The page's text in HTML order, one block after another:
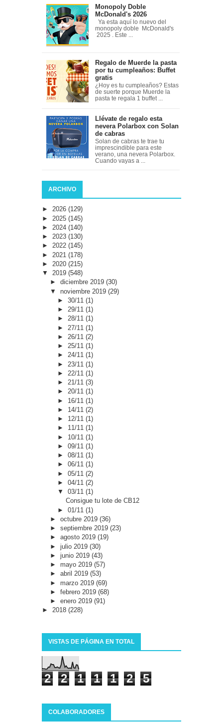
Monopoly Doble
McDonald's 2026
Ya esta aquí lo nuevo del
monopoly doble McDonald's
2025 . Este ...
Regalo de Muerde la pasta
por tu cumpleaños: Buffet
gratis
¿Hoy es tu cumpleaños? Estas
de suerte porque Muerde la
pasta te regala 1 buffet ...
Llévate de regalo esta
nevera Polarbox con Solan
de cabras
Solan de cabras te trae tu
imprescindible para este
verano, una nevera Polarbox.
Cuando vayas a ...
ARCHIVO
► 2026 (129)
► 2025 (145)
► 2024 (140)
► 2023 (130)
► 2022 (145)
► 2021 (178)
► 2020 (215)
▼ 2019 (548)
► diciembre 2019 (30)
▼ noviembre 2019 (29)
►30/11(1)
►29/11(1)
►28/11(1)
► 27/11(1)
► 26/11(2)
►25/11(1)
►24/11(1)
► 23/11(1)
► 22/11(1)
►21/11(3)
►20/11(1)
► 16/11(1)
► 14/11(2)
► 12/11(1)
► 11/11(1)
► 10/11(1)
►09/11(1)
►08/11(1)
►06/11(1)
►05/11(2)
►04/11(2)
▼03/11(1)
Consigue tu lote de CB12
►01/11(1)
► octubre 2019 (36)
► septiembre 2019 (23)
► agosto 2019 (19)
► julio 2019 (30)
► junio 2019 (43)
► mayo 2019 (57)
► abril 2019 (53)
► marzo 2019 (69)
► febrero 2019 (68)
► enero 2019 (91)
► 2018 (228)
VISTAS DE PÁGINA EN TOTAL
2 2 1 1 1 2 5
COLABORADORES